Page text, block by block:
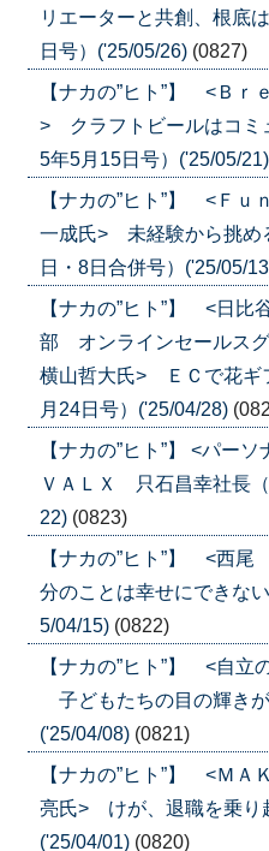
リエーターと共創、根底
日号）('25/05/26) (0827)
【ナカの”ヒト”】 <Ｂ
> クラフトビールはコミ
5年5月15日号）('25/05/21)
【ナカの”ヒト”】 <Ｆ
一成氏> 未経験から挑め
日・8日合併号）('25/05/
【ナカの”ヒト”】 <日
部 オンラインセールス
横山哲大氏> ＥＣで花ギ
月24日号）('25/04/28)
【ナカの”ヒト”】 <パー
ＶＡＬＸ 只石昌幸社長
22) (0823)
【ナカの”ヒト”】 <西
分のことは幸せにできな
5/04/15) (0822)
【ナカの”ヒト”】 <自
子どもたちの目の輝きが
('25/04/08) (0821)
【ナカの”ヒト”】 <Ｍ
亮氏> けが、退職を乗り
('25/04/01) (0820)